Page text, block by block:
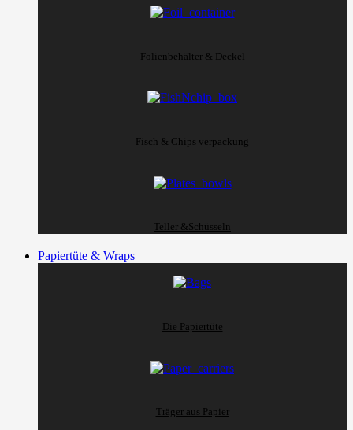
Folienbehälter & Deckel
Fisch & Chips verpackung
Teller &Schüsseln
Papiertüte & Wraps
Die Papiertüte
Träger aus Papier